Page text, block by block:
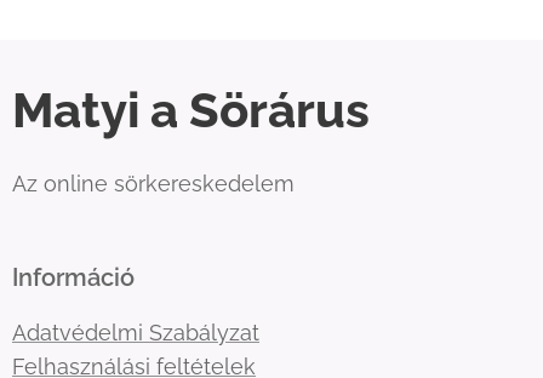
Matyi a Sörárus
Az online sörkereskedelem
Információ
Adatvédelmi Szabályzat
Felhasználási feltételek